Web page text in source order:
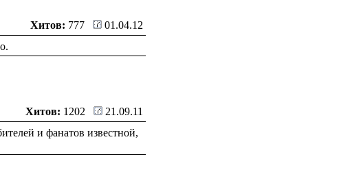
Хитов: 777
01.04.12
Хитов: 1202
21.09.11
и фанатов известной,